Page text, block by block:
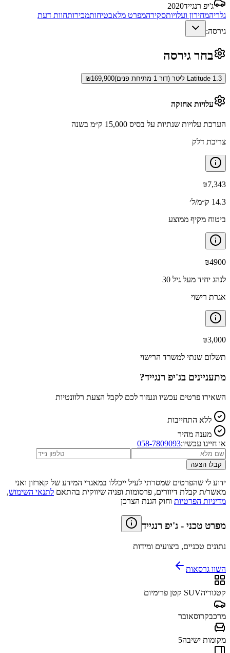
ג'יפ רנגייד2020
גלריהמחירון ועלויותסקירהמפרט מלאבטיחותמכירותחוות דעת
גירסה:
בחר גירסה
Latitude 1.3 ליטר (דור 1 מתיחת פנים) ₪169,900
עלויות אחזקה
הערכת עלויות שנתיות על בסיס 15,000 ק״מ בשנה
צריכת דלק
₪7,343
14.3 ק״מ/ל׳
ביטוח מקיף ממוצע
₪4900
לנהג יחיד מעל גיל 30
אגרת רישוי
₪3,000
תשלום שנתי למשרד הרישוי
מתעניינים בג'יפ רנגייד?
השאירו פרטים עכשיו ונעזור לכם לקבל הצעת רלוונטיות
ללא התחייבות
מענה מהיר
או חייגו עכשיו:058-7809093
קבלו הצעה
ידוע לי שהפרטים שמסרתי לעיל ייכללו במאגרי המידע של קארזון ואני
מאשר/ת קבלת דיוורים, פרסומות ופניה שיווקית בהתאם לתנאי השימוש,
מדיניות הפרטיות וחוק הגנת הצרכן
מפרט טכני - ג'יפ רנגייד
נתונים טכניים, ביצועים ומידות
השוו גרסאות
קטגוריהSUV קטן פרימיום
מרכבקרוסאובר
מקומות ישיבה5